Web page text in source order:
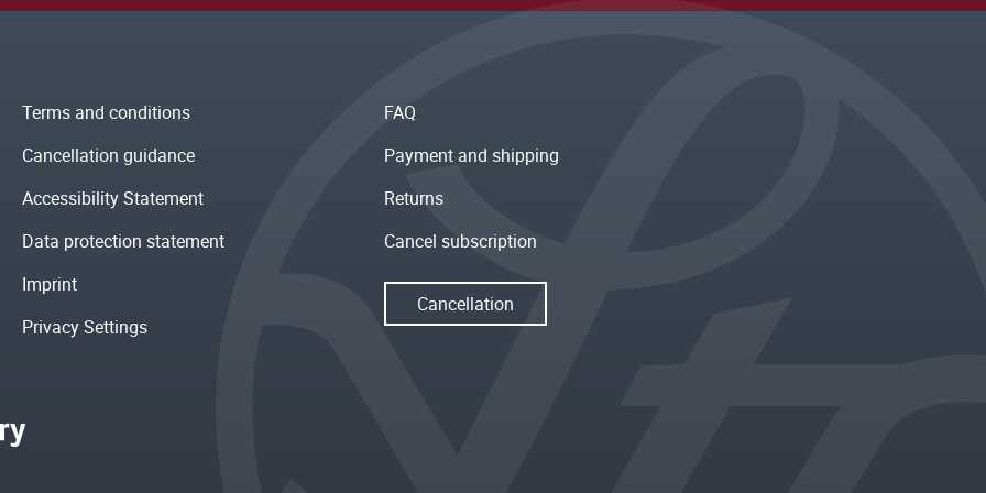
Terms and conditions
Cancellation guidance
Accessibility Statement
Data protection statement
Imprint
Privacy Settings
FAQ
Payment and shipping
Returns
Cancel subscription
Cancellation